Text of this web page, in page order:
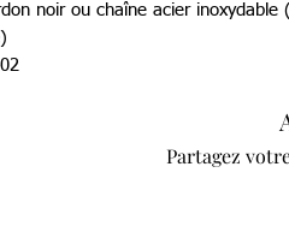
noir ou chaîne acier
Partagez